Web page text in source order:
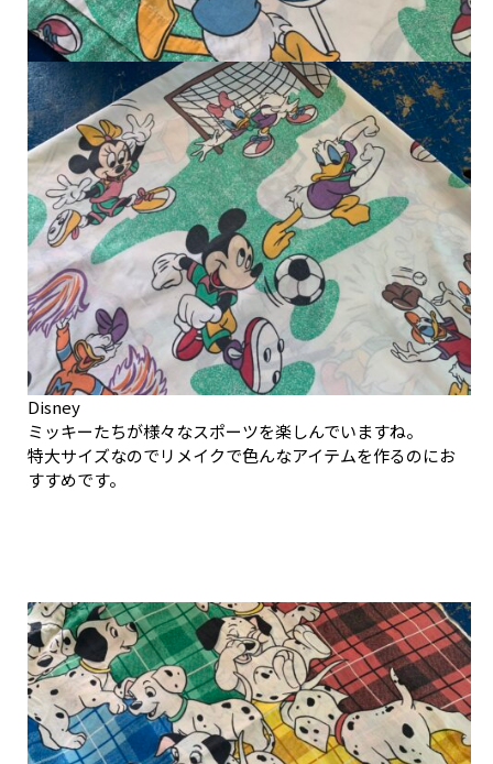
Disney
ミッキーたちが様々なスポーツを楽しんでいますね。
特大サイズなのでリメイクで色んなアイテムを作るのにお
すすめです。